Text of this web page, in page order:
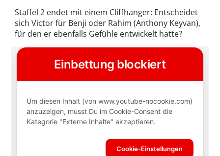
Staffel 2 endet mit einem Cliffhanger: Entscheidet
sich Victor für Benji oder Rahim (Anthony Keyvan),
für den er ebenfalls Gefühle entwickelt hatte?